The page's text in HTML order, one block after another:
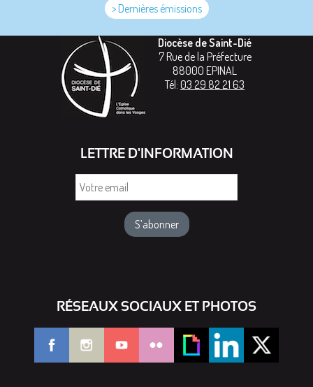
> Dernières émissions
Diocèse de Saint-Dié
7 Rue de la Préfecture
88000 EPINAL
Tél: 03 29 82 21 63
LETTRE D'INFORMATION
RÉSEAUX SOCIAUX ET PHOTOS